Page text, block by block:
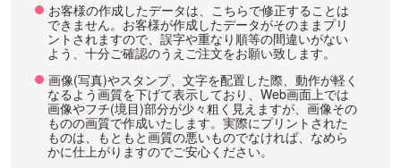
お客様の作成したデータは、こちらで修正することは
できません。お客様が作成したデータがそのままプリ
ントされますので、誤字や重なり順等の間違いがない
よう、十分ご確認のうえご注文をお願い致します。
画像(写真)やスタンプ、文字を配置した際、動作が軽く
なるよう画質を下げて表示しており、Web画面上では
画像やフチ(境目)部分が少々粗く見えますが、画像その
ものの画質で作成いたします。実際にプリントされた
ものは、もともと画質の悪いものでなければ、なめら
かに仕上がりますのでご安心ください。